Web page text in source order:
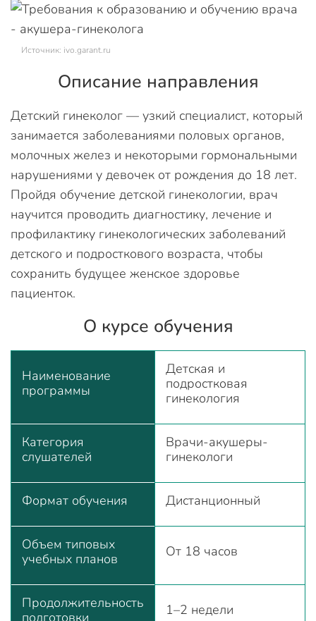
Источник: ivo.garant.ru
Описание направления
Детский гинеколог — узкий специалист, который
занимается заболеваниями половых органов,
молочных желез и некоторыми гормональными
нарушениями у девочек от рождения до 18 лет.
Пройдя обучение детской гинекологии, врач
научится проводить диагностику, лечение и
профилактику гинекологических заболеваний
детского и подросткового возраста, чтобы
сохранить будущее женское здоровье
пациенток.
О курсе обучения
Наименование
программы
Детская и
подростковая
гинекология
Категория
слушателей
Врачи-акушеры-
гинекологи
Формат обучения Дистанционный
Объем типовых
учебных планов
От 18 часов
Продолжительность
подготовки
1–2 недели